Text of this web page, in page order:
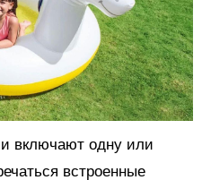
включают одну или
встроенные